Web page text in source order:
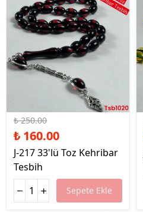
₺ 250.00
₺ 160.00
J-217 33'lü Toz Kehribar
Tesbih
Sepete Ekle